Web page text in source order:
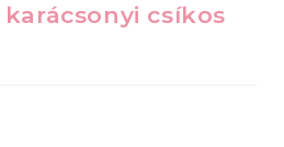
karácsonyi csíkos